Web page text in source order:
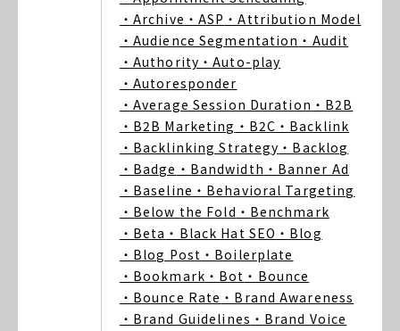
・Archive ・ASP ・Attribution Model
・Audience Segmentation ・Audit
・Authority ・Auto-play
・Autoresponder
・Average Session Duration ・B2B
・B2B Marketing ・B2C ・Backlink
・Backlinking Strategy ・Backlog
・Badge ・Bandwidth ・Banner Ad
・Baseline ・Behavioral Targeting
・Below the Fold ・Benchmark
・Beta ・Black Hat SEO ・Blog
・Blog Post ・Boilerplate
・Bookmark ・Bot ・Bounce
・Bounce Rate ・Brand Awareness
・Brand Guidelines ・Brand Voice